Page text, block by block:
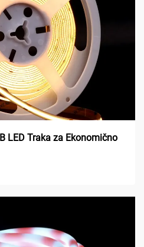
LED Traka za Ekonomično